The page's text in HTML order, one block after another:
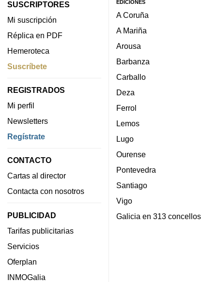
SUSCRIPTORES
Mi suscripción
Réplica en PDF
Hemeroteca
Suscríbete
REGISTRADOS
Mi perfil
Newsletters
Regístrate
CONTACTO
Cartas al director
Contacta con nosotros
PUBLICIDAD
Tarifas publicitarias
Servicios
Oferplan
INMOGalia
EDICIONES
A Coruña
A Mariña
Arousa
Barbanza
Carballo
Deza
Ferrol
Lemos
Lugo
Ourense
Pontevedra
Santiago
Vigo
Galicia en 313 concellos